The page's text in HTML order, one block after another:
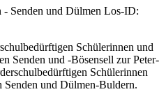
- Senden und Dülmen Los-ID:
Schülerinnen und
Senden und -Bösensell zur Peter-
Schülerinnen
Senden und Dülmen-Buldern.